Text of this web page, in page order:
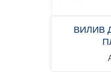
ВИЛИВ